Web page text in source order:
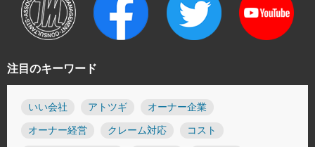
注目のキーワード
いい会社 アトツギ オーナー企業
オーナー経営 クレーム対応 コスト